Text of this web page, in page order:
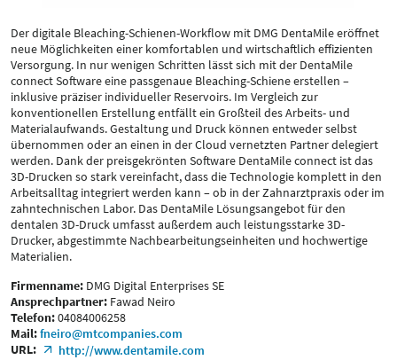
Der digitale Bleaching-Schienen-Workflow mit DMG DentaMile eröffnet
neue Möglichkeiten einer komfortablen und wirtschaftlich effizienten
Versorgung. In nur wenigen Schritten lässt sich mit der DentaMile
connect Software eine passgenaue Bleaching-Schiene erstellen –
inklusive präziser individueller Reservoirs. Im Vergleich zur
konventionellen Erstellung entfällt ein Großteil des Arbeits- und
Materialaufwands. Gestaltung und Druck können entweder selbst
übernommen oder an einen in der Cloud vernetzten Partner delegiert
werden. Dank der preisgekrönten Software DentaMile connect ist das
3D-Drucken so stark vereinfacht, dass die Technologie komplett in den
Arbeitsalltag integriert werden kann – ob in der Zahnarztpraxis oder im
zahntechnischen Labor. Das DentaMile Lösungsangebot für den
dentalen 3D-Druck umfasst außerdem auch leistungsstarke 3D-
Drucker, abgestimmte Nachbearbeitungseinheiten und hochwertige
Materialien.
Firmenname: DMG Digital Enterprises SE
Ansprechpartner: Fawad Neiro
Telefon:04084006258
Mail:fneiro@mtcompanies.com
URL:
http://www.dentamile.com